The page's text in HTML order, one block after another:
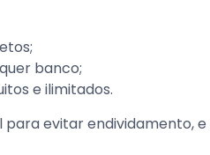
banco;
e ilimitados.
evitar endividamento,